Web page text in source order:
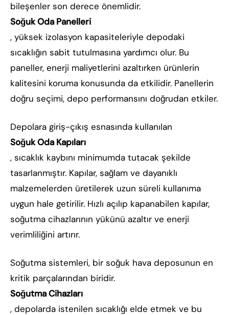
bileşenler son derece önemlidir.
Soğuk Oda Panelleri
, yüksek izolasyon kapasiteleriyle depodaki
sıcaklığın sabit tutulmasına yardımcı olur. Bu
paneller, enerji maliyetlerini azaltırken ürünlerin
kalitesini koruma konusunda da etkilidir. Panellerin
doğru seçimi, depo performansını doğrudan etkiler.
Depolara giriş-çıkış esnasında kullanılan
Soğuk Oda Kapıları
, sıcaklık kaybını minimumda tutacak şekilde
tasarlanmıştır. Kapılar, sağlam ve dayanıklı
malzemelerden üretilerek uzun süreli kullanıma
uygun hale getirilir. Hızlı açılıp kapanabilen kapılar,
soğutma cihazlarının yükünü azaltır ve enerji
verimliliğini artırır.
Soğutma sistemleri, bir soğuk hava deposunun en
kritik parçalarından biridir.
Soğutma Cihazları
, depolarda istenilen sıcaklığı elde etmek ve bu